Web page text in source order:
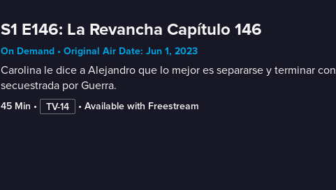
S1 E146: La Revancha Capítulo 146
On Demand • Original Air Date: Jun 1, 2023
Carolina le dice a Alejandro que lo mejor es separarse y terminar
secuestrada por Guerra.
45 Min • TV-14 • Available with Freestream